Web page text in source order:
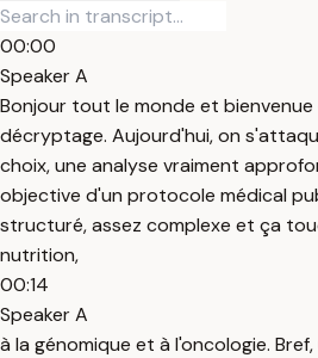
00:00
Speaker A
Bonjour tout le monde et
décryptage. Aujourd'hui, on
choix, une analyse vraiment
objective d'un protocole médical
structuré, assez complexe et ça
nutrition,
00:14
Speaker A
à la génomique et à l'oncologie.